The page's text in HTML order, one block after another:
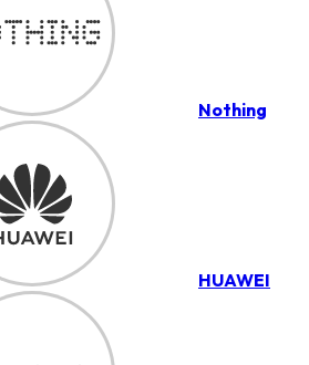
Nothing
HUAWEI